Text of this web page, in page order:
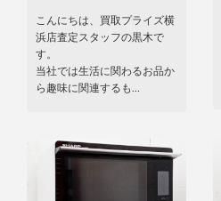
こんにちは、買取プライズ横
浜店査定スタッフの黒木で
す。
当社では生活に関わるお品か
ら趣味に関連するも…